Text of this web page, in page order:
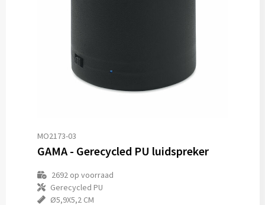
MO2173-03
GAMA - Gerecycled PU luidspreker
2692op voorraad
Gerecycled PU
Ø5,9X5,2 CM